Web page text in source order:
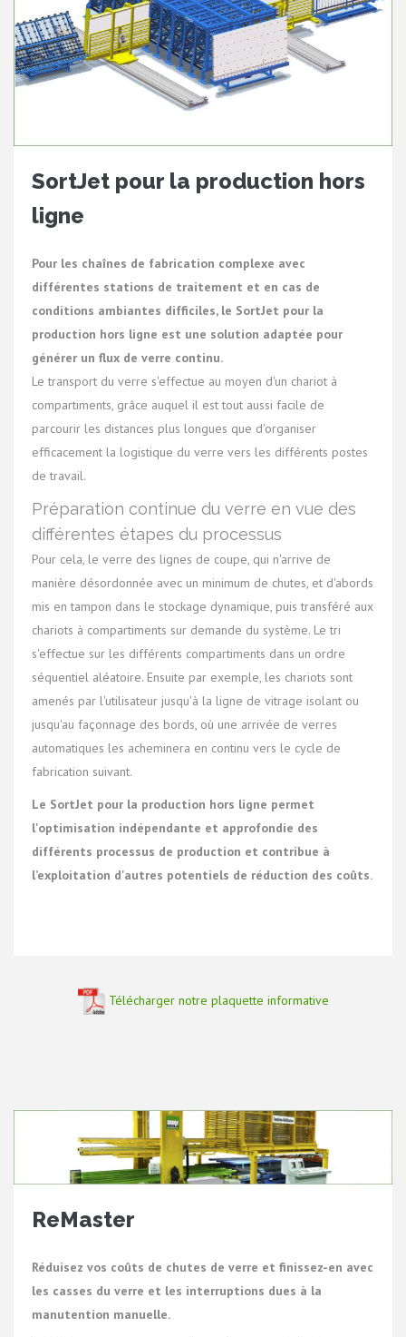
SortJet pour la production hors
ligne
Pour les chaînes de fabrication complexe avec
différentes stations de traitement et en cas de
conditions ambiantes difficiles, le SortJet pour la
production hors ligne est une solution adaptée pour
générer un flux de verre continu.
Le transport du verre s'effectue au moyen d'un chariot à
compartiments, grâce auquel il est tout aussi facile de
parcourir les distances plus longues que d'organiser
efficacement la logistique du verre vers les différents postes
de travail.
Préparation continue du verre en vue des
différentes étapes du processus
Pour cela, le verre des lignes de coupe, qui n'arrive de
manière désordonnée avec un minimum de chutes, et d'abords
mis en tampon dans le stockage dynamique, puis transféré aux
chariots à compartiments sur demande du système. Le tri
s'effectue sur les différents compartiments dans un ordre
séquentiel aléatoire. Ensuite par exemple, les chariots sont
amenés par l'utilisateur jusqu'à la ligne de vitrage isolant ou
jusqu'au façonnage des bords, où une arrivée de verres
automatiques les acheminera en continu vers le cycle de
fabrication suivant.
Le SortJet pour la production hors ligne permet
l'optimisation indépendante et approfondie des
différents processus de production et contribue à
l’exploitation d'autres potentiels de réduction des coûts.
Télécharger notre plaquette informative
ReMaster
Réduisez vos coûts de chutes de verre et finissez-en avec
les casses du verre et les interruptions dues à la
manutention manuelle.